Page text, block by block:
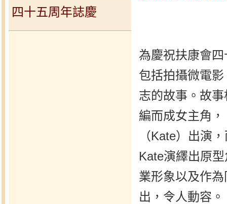
四十五周年誌慶
為慶祝扶康會
包括拍攝微電
志的故事。故
編而成女主角
（Kate）出演
Kate演繹出原
業形象以及作
出，令人動容。